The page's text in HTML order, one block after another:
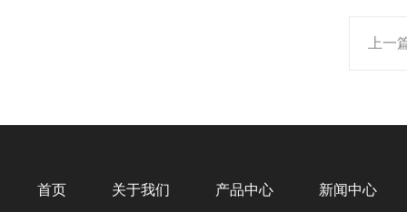
上一
首页 关于我们 产品中心 新闻中心